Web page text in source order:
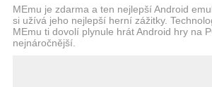
MEmu je zdarma a ten nejlepší Android
si užívá jeho nejlepší herní zážitky.
MEmu ti dovolí plynule hrát Android hry na
nejnáročnější.